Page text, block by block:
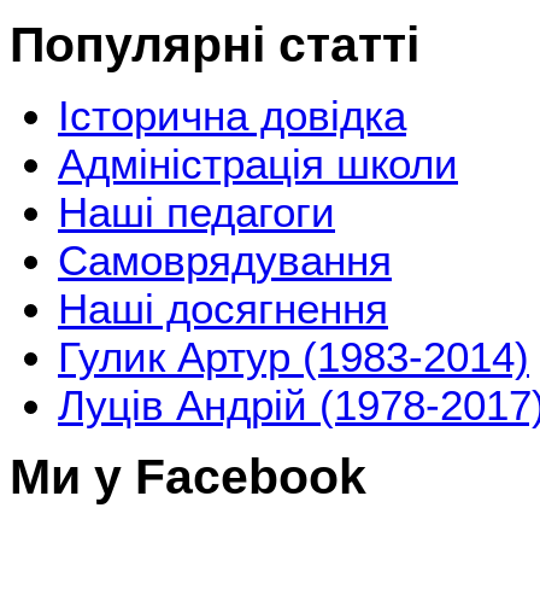
Популярні статті
Історична довідка
Адміністрація школи
Наші педагоги
Самоврядування
Наші досягнення
Гулик Артур (1983-2014)
Луців Андрій (1978-
Ми у Facebook